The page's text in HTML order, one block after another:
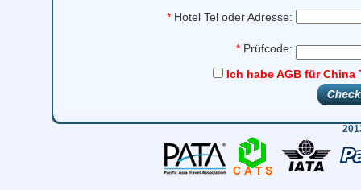
* Hotel Tel oder Adresse:
* Prüfcode:
Ich habe AGB für